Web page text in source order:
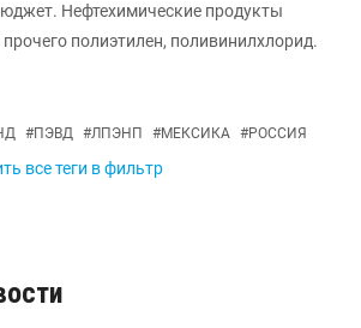
Нефтехимические продукты
полиэтилен, поливинилхлорид.
#ПЭВД #ЛПЭНП #МЕКСИКА #РОССИЯ
все теги в фильтр